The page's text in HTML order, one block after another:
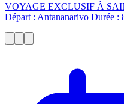
VOYAGE EXCLUSIF À
Départ : Antananarivo Durée :